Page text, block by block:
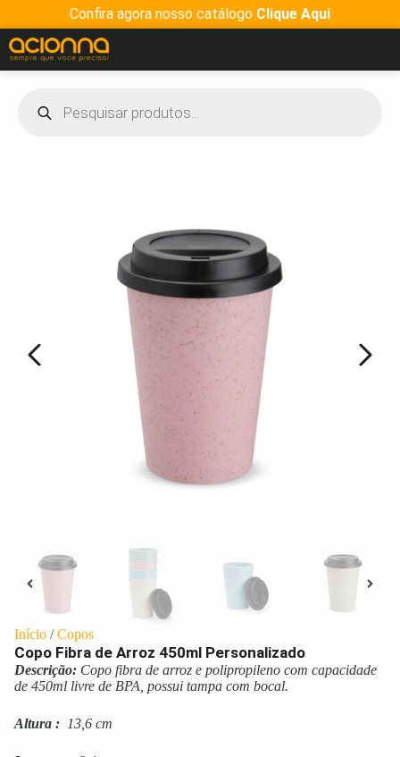
Confira agora nosso catálogo Clique Aqui
Início /Copos
Copo Fibra de Arroz 450ml Personalizado
Descrição: Copo fibra de arroz e polipropileno com capacidade
de 450ml livre de BPA, possui tampa com bocal.
Altura : 13,6 cm